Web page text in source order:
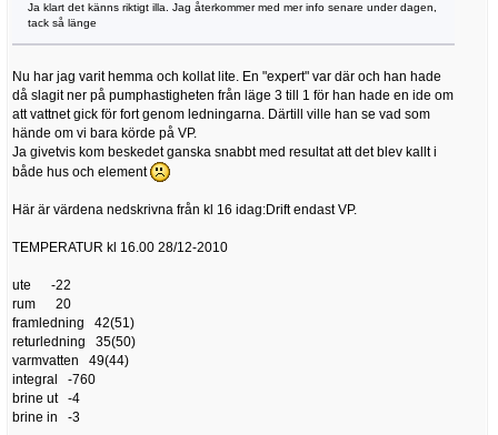
Ja klart det känns riktigt illa. Jag återkommer med mer info senare under dagen,
tack så länge
Nu har jag varit hemma och kollat lite. En "expert" var där och han hade
då slagit ner på pumphastigheten från läge 3 till 1 för han hade en ide om
att vattnet gick för fort genom ledningarna. Därtill ville han se vad som
hände om vi bara körde på VP.
Ja givetvis kom beskedet ganska snabbt med resultat att det blev kallt i
både hus och element
Här är värdena nedskrivna från kl 16 idag:Drift endast VP.
TEMPERATUR kl 16.00 28/12-2010
ute -22
rum 20
framledning 42(51)
returledning 35(50)
varmvatten 49(44)
integral -760
brine ut -4
brine in -3